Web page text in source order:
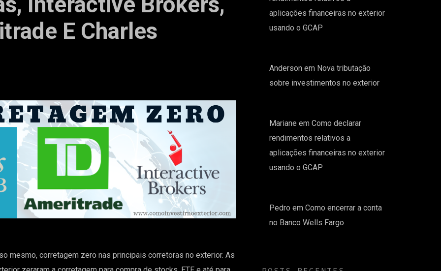
E Charles
mesmo, corretagem zero nas principais corretoras no exterior. As
aplicações financeiras no exterior
usando o GCAP
Anderson em Nova tributação
sobre investimentos no exterior
Mariane emComo declarar
rendimentos relativos a
aplicações financeiras no exterior
usando o GCAP
Pedro emComo encerrar a conta
no Banco Wells Fargo